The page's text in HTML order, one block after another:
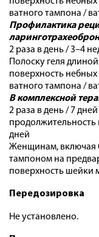
ватного тампона /
Профилактика
2 раза в день / 3–4
Полоску геля
поверхность
ватного тампона /
В комплексной
2 раза в день / 7
продолжительность
дней
Женщинам, включая
тампоном на
поверхность шейки
Передозировка
Не установлено.